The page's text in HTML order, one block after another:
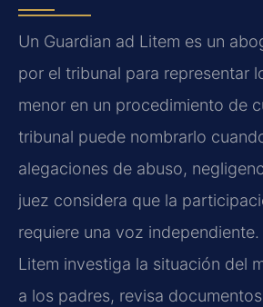
Un Guardian ad Litem es un
por el tribunal para representar
menor en un procedimiento de
tribunal puede nombrarlo
alegaciones de abuso,
juez considera que la
requiere una voz independiente.
Litem investiga la situación del
a los padres, revisa